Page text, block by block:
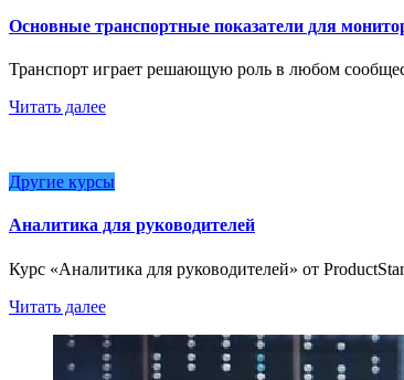
Основные транспортные показатели для
Транспорт играет решающую роль в любом
Читать далее
Другие курсы
Аналитика для руководителей
Курс «Аналитика для руководителей» от
Читать далее